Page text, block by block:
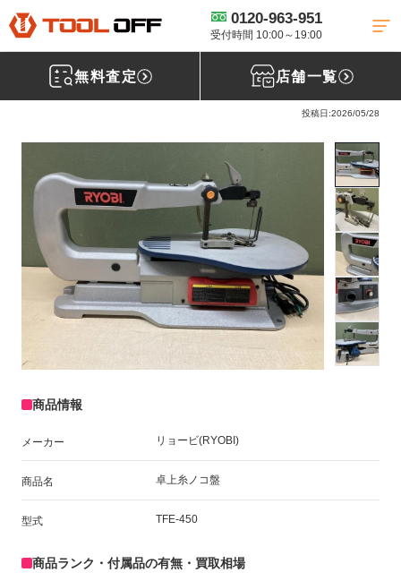
0120-963-951
受付時間 10:00～19:00
無料査定 店舗一覧
工具買取TOP 電動工具買取 卓上糸のこ買取
【買取実績】RYOBI 卓
上糸ノコ盤 TFE-450［さいたま市岩槻区］ツールオフ上尾店
リョービ(RYOBI) 卓上糸ノコ盤 TFE-450
投稿日:2026/05/28
商品情報
メーカー リョービ(RYOBI)
商品名 卓上糸ノコ盤
型式 TFE-450
商品ランク・付属品の有無・買取相場